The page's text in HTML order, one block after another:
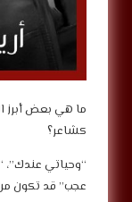
ما هي بعض أبرز
كشاعر؟
“وحياتي عندك”،
عجب” قد تكون من